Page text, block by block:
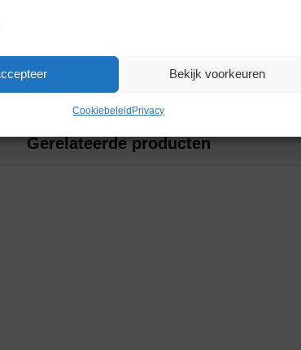
Bekijk voorkeuren
CookiebeleidPrivacy
Gerelateerde producten